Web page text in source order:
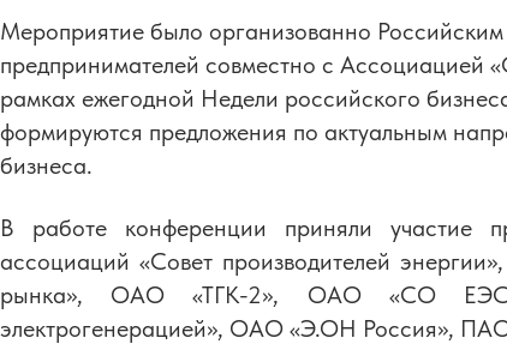
Мероприятие было организованно
предпринимателей совместно с Ассоциацией
рамках ежегодной Недели российского
формируются предложения по актуальным
бизнеса.
В работе конференции приняли участие
ассоциаций «Совет производителей
рынка», ОАО «ТГК-2», ОАО «СО
электрогенерацией», ОАО «Э.ОН Россия»,